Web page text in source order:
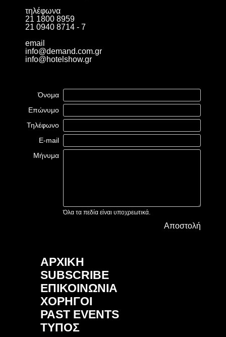
τηλέφωνα
21 1800 8959
21 0940 8714 - 7
email
info@demand.com.gr
info@hotelshow.gr
Όνομα
Επώνυμο
Τηλέφωνο
E-mail
Μήνυμα
Όλα τα πεδία είναι υποχρεωτικά.
Αποστολή
ΑΡΧΙΚΗ
SUBSCRIBE
ΕΠΙΚΟΙΝΩΝΙΑ
ΧΟΡΗΓΟΙ
PAST EVENTS
ΤΥΠΟΣ